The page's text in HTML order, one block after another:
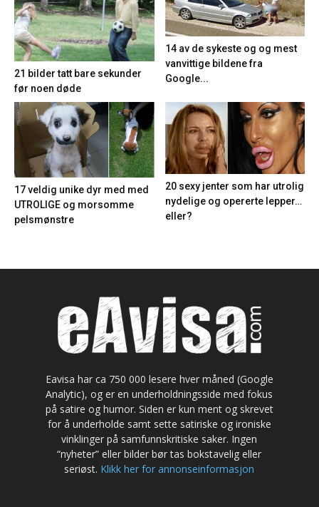
21 bilder tatt bare sekunder
før noen døde
14 av de sykeste og og mest
vanvittige bildene fra
Google...
17 veldig unike dyr med med
UTROLIGE og morsomme
pelsmønstre
20 sexy jenter som har utrolig
nydelige og opererte lepper…
eller?
Eavisa har ca 750 000 lesere hver måned (Google
Analytic), og er en underholdningsside med fokus
på satire og humor. Siden er kun ment og skrevet
for å underholde samt sette satiriske og ironiske
vinklinger på samfunnskritiske saker. Ingen
“nyheter” eller bilder bør tas bokstavelig eller
seriøst. Klikk her for annonseinformasjon